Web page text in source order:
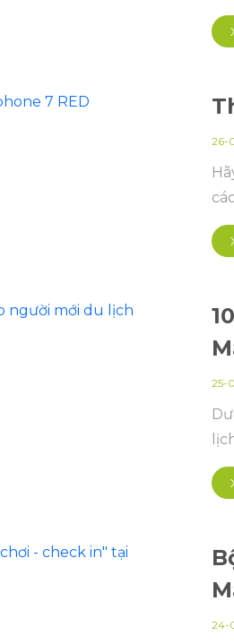
26-
25-
24-